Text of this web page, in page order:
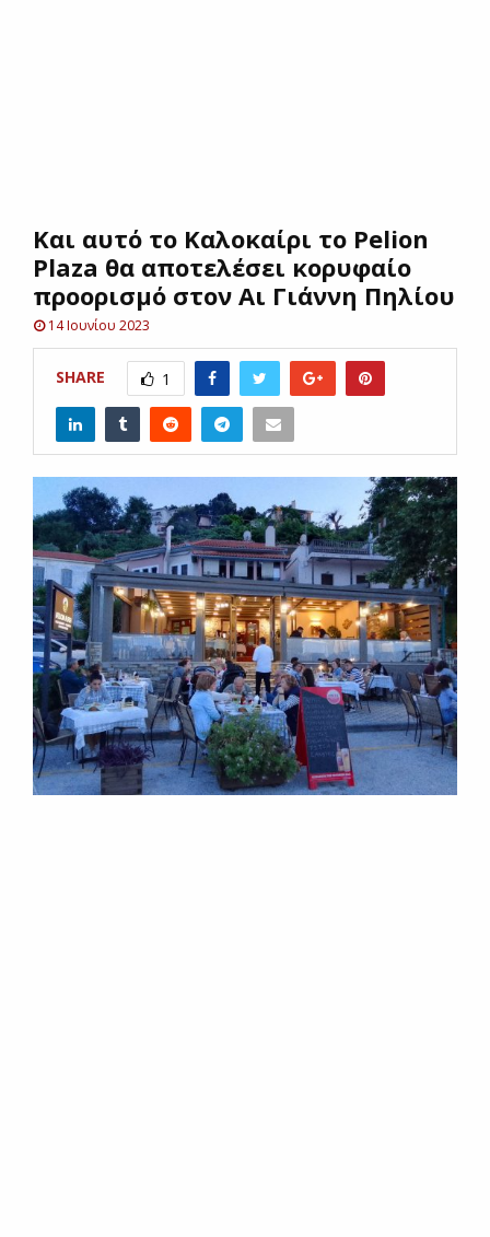
UKαι αυτό το Καλοκαίρι το Pelion
Plaza θα αποτελέσει κορυφαίο
προορισμό στον Αι Γιάννη Πηλίου
14 Ιουνίου 2023
SHARE 1